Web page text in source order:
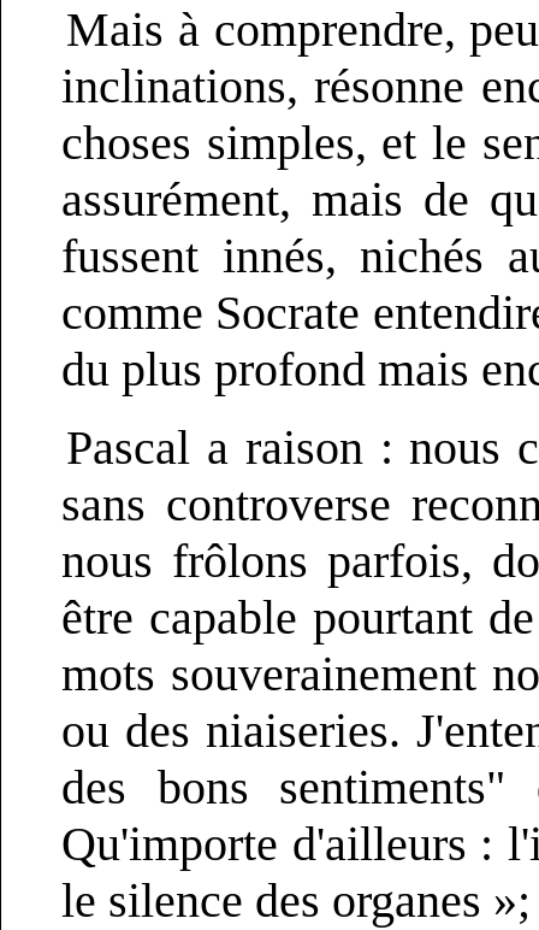
Mais à comprendre,
inclinations, résonne
choses simples, et le
assurément, mais de
fussent innés, nichés
comme Socrate
du plus profond mais
Pascal a raison : nous
sans controverse
nous frôlons parfois,
être capable pourtant
mots souverainement
ou des niaiseries.
des bons
Qu'importe d'ailleurs :
le silence des organes »;